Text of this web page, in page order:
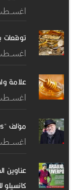
08
توقعات بكسر
08
علامة
08
مؤلف "Game of Thrones" يكشف معاناته مع الاكتئاب
08
عناوين
كانسيلو